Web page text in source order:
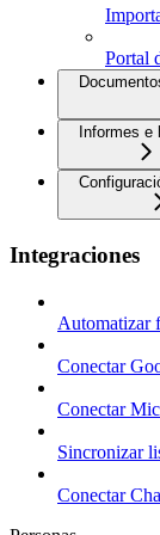
Portal
Informes e
Integraciones
Automatizar
Conectar
Conectar
Sincronizar
Conectar